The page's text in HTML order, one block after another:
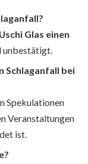
Uschi Glas einen
unbestätigt.
Schlaganfall bei
Spekulationen
Veranstaltungen
ist.